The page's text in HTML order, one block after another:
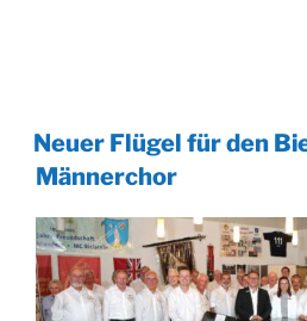
Neuer Flügel für den
Männerchor